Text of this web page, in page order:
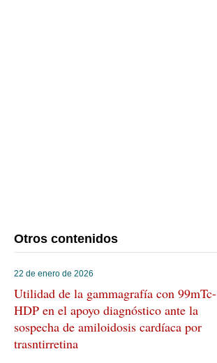
Otros contenidos
22 de enero de 2026
Utilidad de la gammagrafía con 99mTc-
HDP en el apoyo diagnóstico ante la
sospecha de amiloidosis cardíaca por
trasntirretina